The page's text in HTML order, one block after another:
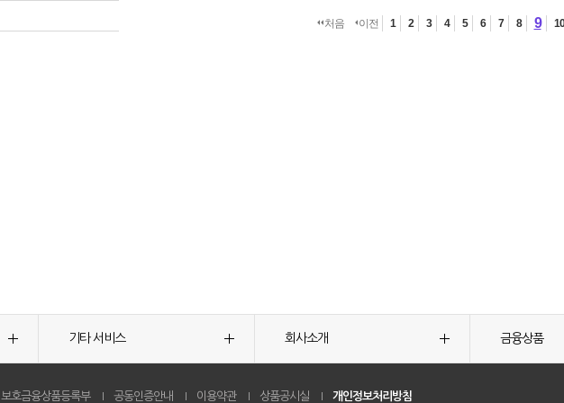
처음 이전 1 2 3 4 5 6 7 8 9 10
기타 서비스 회사소개 금융상품
보호금융상품등록부 공동인증안내 이용약관 상품공시실 개인정보처리방침